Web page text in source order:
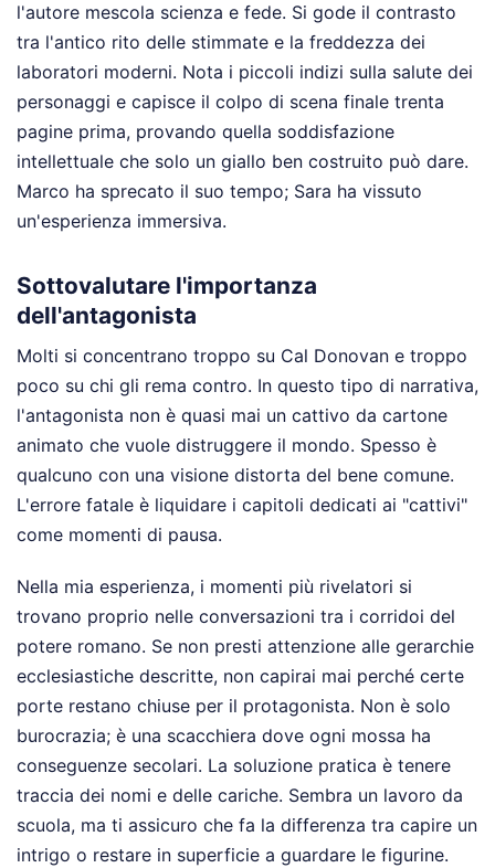
l'autore mescola scienza e fede. Si gode il contrasto
tra l'antico rito delle stimmate e la freddezza dei
laboratori moderni. Nota i piccoli indizi sulla salute dei
personaggi e capisce il colpo di scena finale trenta
pagine prima, provando quella soddisfazione
intellettuale che solo un giallo ben costruito può dare.
Marco ha sprecato il suo tempo; Sara ha vissuto
un'esperienza immersiva.
Sottovalutare l'importanza
dell'antagonista
Molti si concentrano troppo su Cal Donovan e troppo
poco su chi gli rema contro. In questo tipo di narrativa,
l'antagonista non è quasi mai un cattivo da cartone
animato che vuole distruggere il mondo. Spesso è
qualcuno con una visione distorta del bene comune.
L'errore fatale è liquidare i capitoli dedicati ai "cattivi"
come momenti di pausa.
Nella mia esperienza, i momenti più rivelatori si
trovano proprio nelle conversazioni tra i corridoi del
potere romano. Se non presti attenzione alle gerarchie
ecclesiastiche descritte, non capirai mai perché certe
porte restano chiuse per il protagonista. Non è solo
burocrazia; è una scacchiera dove ogni mossa ha
conseguenze secolari. La soluzione pratica è tenere
traccia dei nomi e delle cariche. Sembra un lavoro da
scuola, ma ti assicuro che fa la differenza tra capire un
intrigo o restare in superficie a guardare le figurine.